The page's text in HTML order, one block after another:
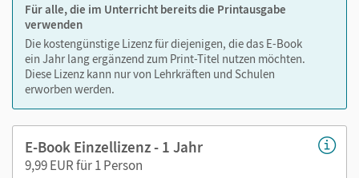
Die Medien sind wichtige Bestandteile dieses E-Books. Sie
sind seitengenau platziert, damit Sie und Ihre Schüler/-innen
jederzeit unkompliziert darauf zugreifen können. So
gestalten Sie das Lehren und Lernen zeitsparend und
abwechslungsreich. Kein Medienwechsel! Kein
zeitaufwendiges Suchen!
Medien in diesem E-Book:
Für alle, die im Unterricht bereits die Printausgabe
verwenden
Die kostengünstige Lizenz für diejenigen, die das E-Book
ein Jahr lang ergänzend zum Print-Titel nutzen möchten.
Diese Lizenz kann nur von Lehrkräften und Schulen
erworben werden.
E-Book Einzellizenz - 1 Jahr
9,99 EUR für 1 Person